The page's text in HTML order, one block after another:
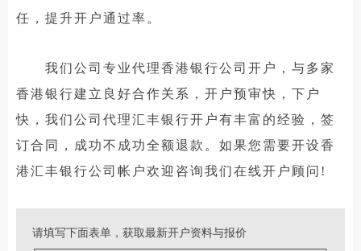
任，提升开户通过率。
我们公司专业代理香港银行公司开户，与多家
香港银行建立良好合作关系，开户预审快，下户
快，我们公司代理汇丰银行开户有丰富的经验，签
订合同，成功不成功全额退款。如果您需要开设香
港汇丰银行公司帐户欢迎咨询我们在线开户顾问!
请填写下面表单，获取最新开户资料与报价